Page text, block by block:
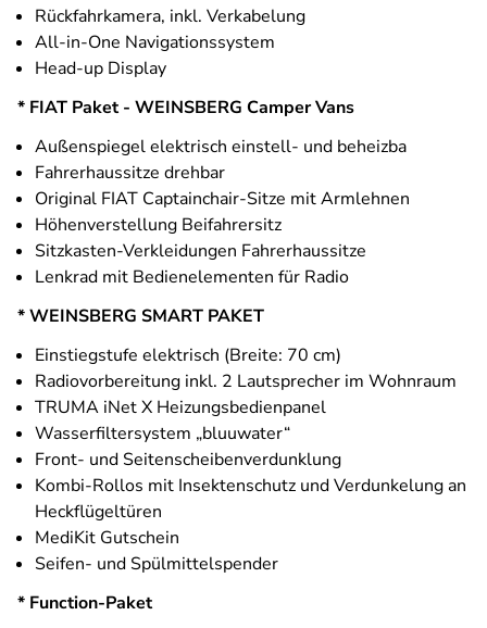
Rückfahrkamera, inkl. Verkabelung
All-in-One Navigationssystem
Head-up Display
* FIAT Paket - WEINSBERG Camper Vans
Außenspiegel elektrisch einstell- und beheizba
Fahrerhaussitze drehbar
Original FIAT Captainchair-Sitze mit Armlehnen
Höhenverstellung Beifahrersitz
Sitzkasten-Verkleidungen Fahrerhaussitze
Lenkrad mit Bedienelementen für Radio
* WEINSBERG SMART PAKET
Einstiegstufe elektrisch (Breite: 70 cm)
Radiovorbereitung inkl. 2 Lautsprecher im Wohnraum
TRUMA iNet X Heizungsbedienpanel
Wasserfiltersystem „bluuwater“
Front- und Seitenscheibenverdunklung
Kombi-Rollos mit Insektenschutz und Verdunkelung an
Heckflügeltüren
MediKit Gutschein
Seifen- und Spülmittelspender
* Function-Paket